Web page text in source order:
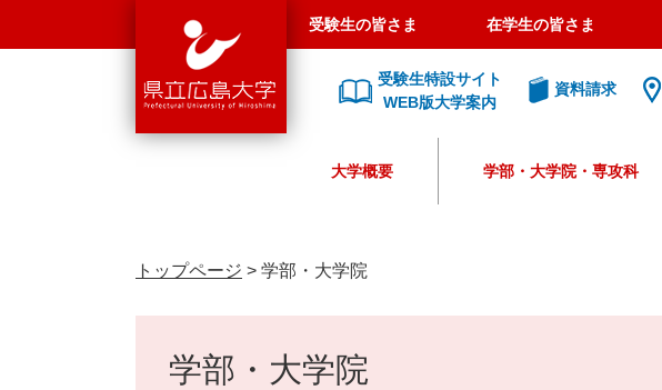
島
大
受験生の皆さま 在学生の皆さま
受験生特設サイト
WEB版大学案内
資料請求
大学概要 学部・大学院・専攻科
トップページ > 学部・大学院
学部・大学院